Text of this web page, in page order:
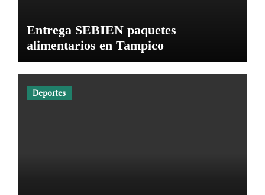
Entrega SEBIEN paquetes
alimentarios en Tampico
Deportes